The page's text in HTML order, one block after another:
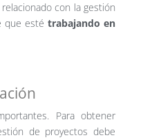
con la gestión
que esté trabajando en
Para obtener
de proyectos debe